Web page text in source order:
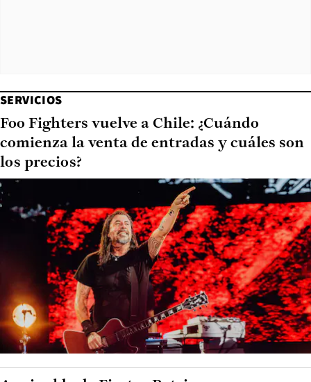
SERVICIOS
Foo Fighters vuelve a Chile: ¿Cuándo
comienza la venta de entradas y cuáles son
los precios?